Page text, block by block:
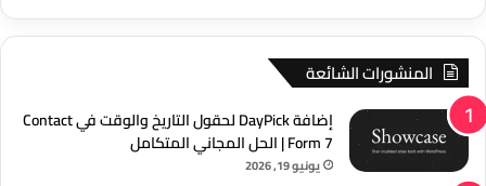
المنشورات الشائعة
إضافة DayPick لحقول التاريخ والوقت في Contact
Form 7 | الحل المجاني المتكامل
يونيو 19, 2026